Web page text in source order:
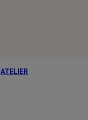
ATELIER